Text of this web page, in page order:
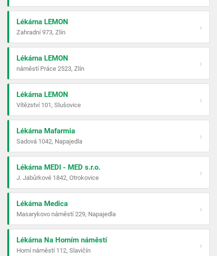
Lékárna LEMON
Zahradní 973, Zlín
›
Lékárna LEMON
náměstí Práce 2523, Zlín
›
Lékárna LEMON
Vítězství 101, Slušovice
›
Lékárna Mafarmia
Sadová 1042, Napajedla
›
Lékárna MEDI - MED s.r.o.
J. Jabůrkové 1842, Otrokovice
›
Lékárna Medica
Masarykovo náměstí 229, Napajedla
›
Lékárna Na Horním náměstí
Horní náměstí 112, Slavičín
›